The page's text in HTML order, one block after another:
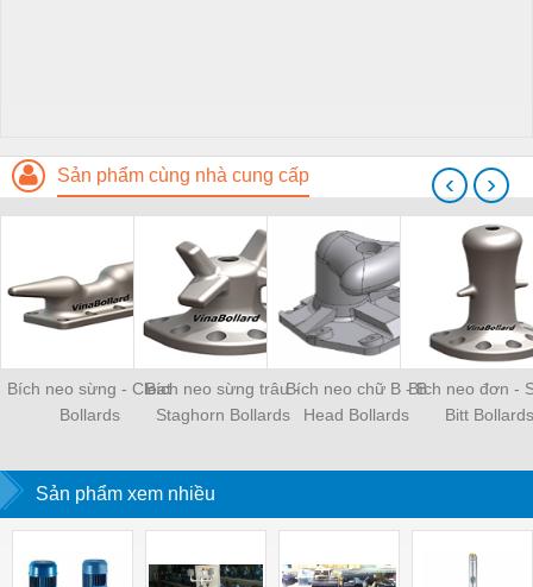
Sản phẩm cùng nhà cung cấp
Bích neo sừng - Cleat
Bollards
Bích neo sừng trâu -
Staghorn Bollards
Bích neo chữ B - B
Head Bollards
Bích neo đơn -
Bitt Bollards
‹ ›
Sản phẩm xem nhiều